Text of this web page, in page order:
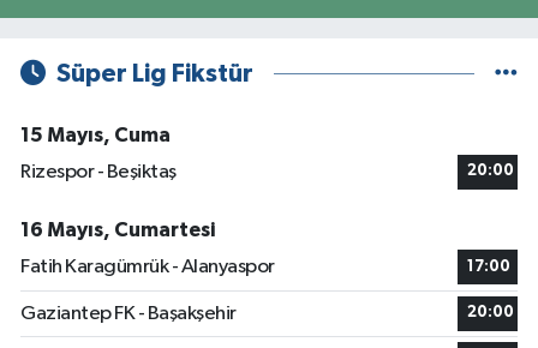
Süper Lig Fikstür
15 Mayıs, Cuma
Rizespor - Beşiktaş
20:00
16 Mayıs, Cumartesi
Fatih Karagümrük - Alanyaspor
17:00
Gaziantep FK - Başakşehir 20:00